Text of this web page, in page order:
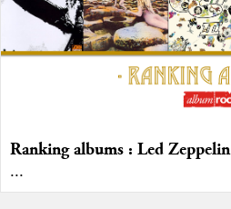
Ranking albums : Led Zeppelin
...